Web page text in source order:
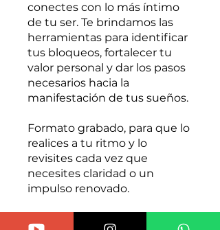
conectes con lo más íntimo
de tu ser. Te brindamos las
herramientas para identificar
tus bloqueos, fortalecer tu
valor personal y dar los pasos
necesarios hacia la
manifestación de tus sueños.
Formato grabado, para que lo
realices a tu ritmo y lo
revisites cada vez que
necesites claridad o un
impulso renovado.